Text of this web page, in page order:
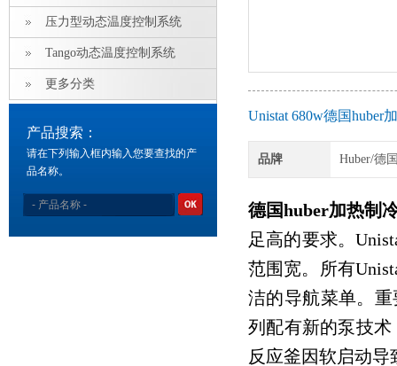
压力型动态温度控制系统
Tango动态温度控制系统
更多分类
产品搜索：
请在下列输入框内输入您要查找的产
品名称。
Unistat 680w德国huber
品牌 Huber/德
德国huber加热制
足高的要求。
范围宽。所有
洁的导航菜单。
列配有新的泵技
反应釜因软启动